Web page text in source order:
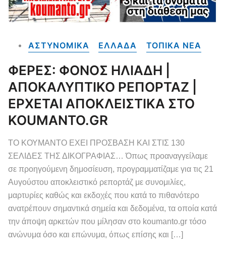
ΑΣΤΥΝΟΜΙΚΑ ΕΛΛΑΔΑ ΤΟΠΙΚΑ NEA
ΦΕΡΕΣ: ΦΟΝΟΣ ΗΛΙΑΔΗ |
ΑΠΟΚΑΛΥΠΤΙΚΟ ΡΕΠΟΡΤΑΖ |
ΕΡΧΕΤΑΙ ΑΠΟΚΛΕΙΣΤΙΚΑ ΣΤΟ
KOUMANTO.GR
ΤΟ ΚΟΥΜΑΝΤΟ ΕΧΕΙ ΠΡΟΣΒΑΣΗ ΚΑΙ ΣΤΙΣ 130
ΣΕΛΙΔΕΣ ΤΗΣ ΔΙΚΟΓΡΑΦΙΑΣ… Όπως προαναγγείλαμε
σε προηγούμενη δημοσίευση, προγραμματίζαμε για τις 21
Αυγούστου αποκλειστικό ρεπορτάζ με συνομιλίες,
μαρτυρίες καθώς και εκδοχές που κατά το πιθανότερο
ανατρέπουν σημαντικά σημεία και δεδομένα, τα οποία κατά
την άποψη αρκετών που μίλησαν στο koumanto.gr τόσο
ανώνυμα όσο και επώνυμα, όπως επίσης και […]